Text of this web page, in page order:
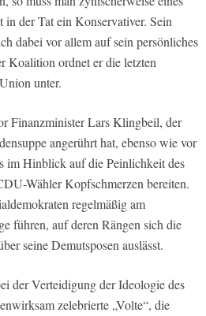
in der Tat ein Konservativer. Sein
dabei vor allem auf sein persönliches
Koalition ordnet er die letzten
unter.
Finanzminister Lars Klingbeil, der
angerührt hat, ebenso wie vor
im Hinblick auf die Peinlichkeit des
Wähler Kopfschmerzen bereiten.
regelmäßig am
führen, auf deren Rängen sich die
seine Demutsposen auslässt.
der Verteidigung der Ideologie des
zelebrierte „Volte“, die